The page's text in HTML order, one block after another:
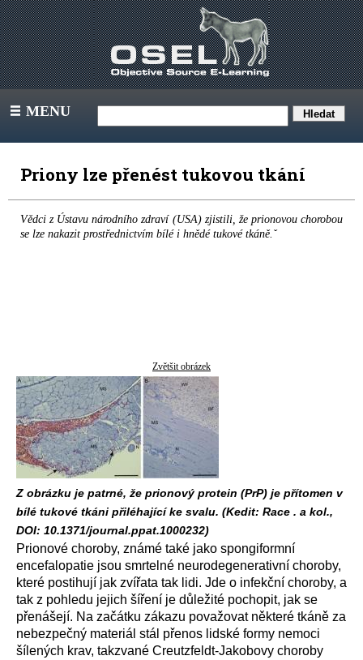
III MENU
Priony lze přenést tukovou tkání
Vědci z Ústavu národního zdraví (USA) zjistili, že prionovou chorobou
se lze nakazit prostřednictvím bílé i hnědé tukové tkáně.ˇ
Zvětšit obrázek
Z obrázku je patrné, že prionový protein (PrP) je přítomen v
bílé tukové tkáni přiléhající ke svalu. (Kedit: Race . a kol.,
DOI: 10.1371/journal.ppat.1000232)
Prionové choroby, známé také jako spongiformní
encefalopatie jsou smrtelné neurodegenerativní choroby,
které postihují jak zvířata tak lidi. Jde o infekční choroby, a
tak z pohledu jejich šíření je důležité pochopit, jak se
přenášejí. Na začátku zákazu považovat některé tkáně za
nebezpečný materiál stál přenos lidské formy nemoci
šílených krav, takzvané Creutzfeldt-Jakobovy choroby